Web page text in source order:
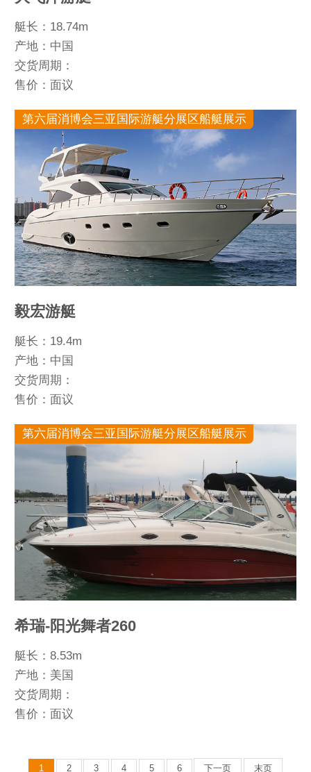
艇长：18.74m
产地：中国
交货周期：
售价：面议
第六届消博会三亚国际游艇分展区船艇展示
毅宏游艇
艇长：19.4m
产地：中国
交货周期：
售价：面议
第六届消博会三亚国际游艇分展区船艇展示
希瑞-阳光舞者260
艇长：8.53m
产地：美国
交货周期：
售价：面议
1 2 3 4 5 6 下一页 末页